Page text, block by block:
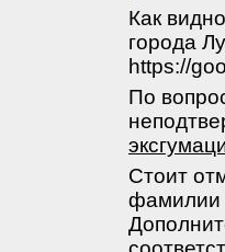
Как
города
https://
По
Стоит
фамилии